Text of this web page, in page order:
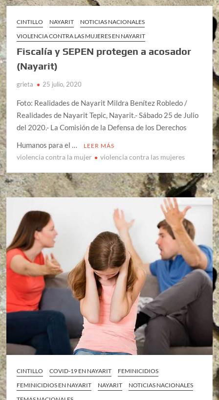
CINTILLO NAYARIT
NOTICIAS NACIONALES
VIOLENCIA CONTRA LAS MUJERES EN NAYARIT
Fiscalía y SEPEN protegen a acosador
(Nayarit)
grieta 25 julio, 2020
Foto: Realidades de Nayarit Mildra Benítez Robledo /
Realidades de Nayarit Tepic, Nayarit.- Sábado 25 de Julio
del 2020.- La Comisión de la Defensa de los Derechos
Humanos para el …
LEER MÁS
violencia contra la mujer violencia contra las mujeres
CINTILLO COVID-19 EN NAYARIT
FEMINICIDIOS
FEMINICIDIOS EN NAYARIT
NAYARIT
NOTICIAS NACIONALES